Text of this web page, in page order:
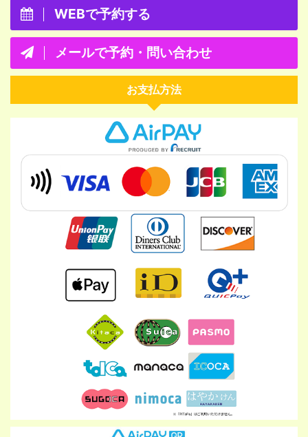
WEBで予約する
メールで予約・問い合わせ
お支払方法